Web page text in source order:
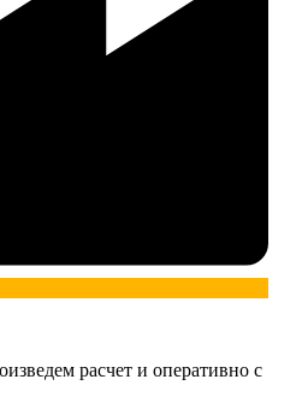
расчет и оперативно с